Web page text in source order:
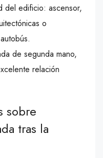
del edificio: ascensor,
o
de segunda mano,
relación
sobre
tras la